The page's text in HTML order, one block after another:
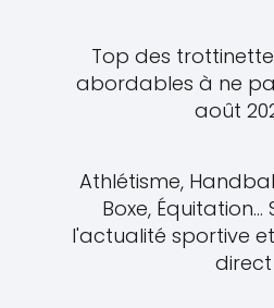
Top des
abordables à ne
août
Athlétisme,
Boxe,
l'actualité sportive
direct